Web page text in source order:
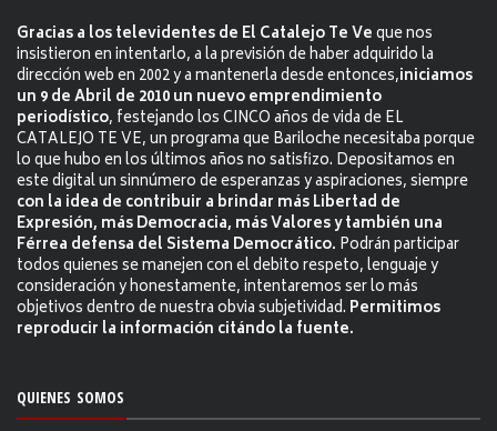
Gracias a los televidentes de El Catalejo Te Veque nos
insistieron en intentarlo, a la previsión de haber adquirido la
dirección web en 2002 y a mantenerla desde entonces,iniciamos
un 9 de Abril de 2010 un nuevo emprendimiento
periodístico, festejando los CINCO años de vida de EL
CATALEJO TE VE, un programa que Bariloche necesitaba porque
lo que hubo en los últimos años no satisfizo. Depositamos en
este digital un sinnúmero de esperanzas y aspiraciones, siempre
con la idea de contribuir a brindar más Libertad de
Expresión, más Democracia, más Valores y también una
Férrea defensa del Sistema Democrático. Podrán participar
todos quienes se manejen con el debito respeto, lenguaje y
consideración y honestamente, intentaremos ser lo más
objetivos dentro de nuestra obvia subjetividad. Permitimos
reproducir la información citándo la fuente.
QUIENES SOMOS